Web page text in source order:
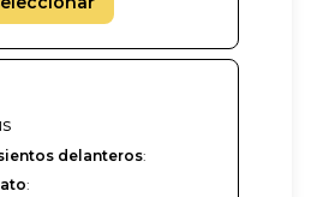
delanteros:
: